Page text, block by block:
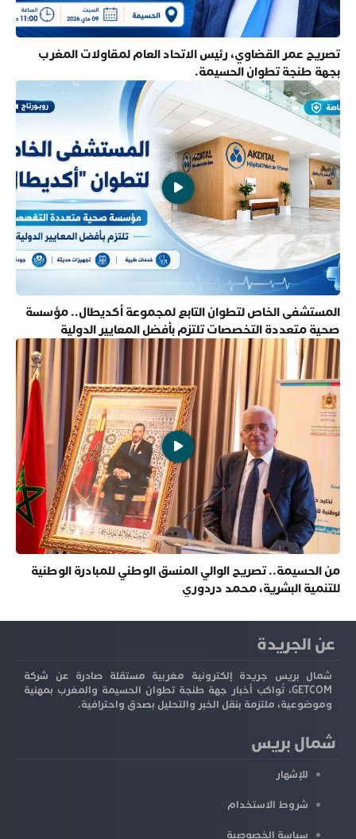
تصريح عمر القضاوي، رئيس الاتحاد العام لمقاولات المغرب
بجهة طنجة تطوان الحسيمة.
المستشفى الخاص لتطوان التابع لمجموعة أكديطال.. مؤسسة
صحية متعددة التخصصات تلتزم بأفضل المعايير الدولية
من الحسيمة.. تصريح الوالي المنسق الوطني للمبادرة الوطنية
للتنمية البشرية، محمد دردوري
عن الجريدة
شمال بريس جريدة إلكترونية مغربية مستقلة صادرة عن شركة
GETCOM، تُواكب أخبار جهة طنجة تطوان الحسيمة والمغرب بمهنية
وموضوعية، ملتزمة بنقل الخبر والتحليل بصدق واحترافية.
شمال بريس
للإشهار
شروط الاستخدام
سياسة الخصوصية